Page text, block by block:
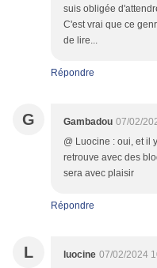
suis obligée
C'est vrai que ce
de lire...
Répondre
G Gambadou 07/02/
@ Luocine : oui, et il
retrouve avec des
sera avec plaisir
Répondre
L luocine 07/02/2024